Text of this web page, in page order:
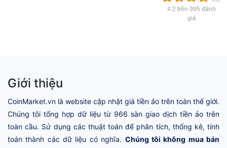
4.2 trên 995 đánh
giá
Giới thiệu
CoinMarket.vn là website cập nhật giá tiền ảo trên toàn thế giới.
Chúng tôi tổng hợp dữ liệu từ 966 sàn giao dịch tiền ảo trên
toàn cầu. Sử dụng các thuật toán để phân tích, thống kê, tính
toán thành các dữ liệu có nghĩa. Chúng tôi không mua bán